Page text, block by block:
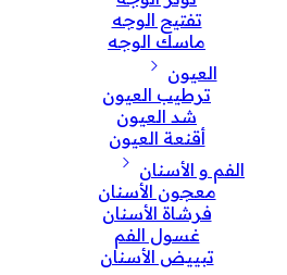
تفتيح الوجه
ماسك الوجه
العيون
ترطيب العيون
شد العيون
أقنعة العيون
الفم و الأسنان
معجون الأسنان
فرشاة الأسنان
غسول الفم
تبييض الأسنان